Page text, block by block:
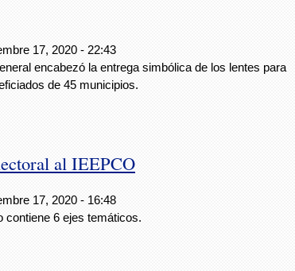
17, 2020 - 22:43
encabezó la entrega simbólica de los lentes para
de 45 municipios.
al IEEPCO
17, 2020 - 16:48
contiene 6 ejes temáticos.